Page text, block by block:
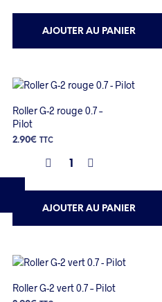
variations.
options
peuvent
être
choisies
sur
du
produit
AJOUTER AU PANIER
Roller G-2 rouge 0.7 –
Pilot
2.90€ TTC
AJOUTER AU PANIER
Roller G-2 vert 0.7 – Pilot